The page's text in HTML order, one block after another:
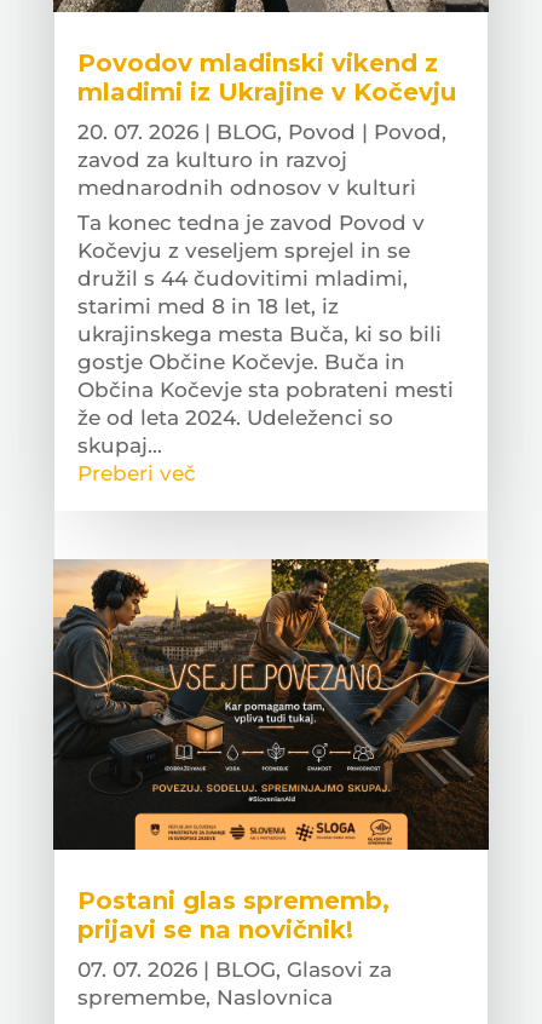
Povodov mladinski vikend z
mladimi iz Ukrajine v Kočevju
20. 07. 2026| BLOG, Povod | Povod,
zavod za kulturo in razvoj
mednarodnih odnosov v kulturi
Ta konec tedna je zavod Povod v
Kočevju z veseljem sprejel in se
družil s 44 čudovitimi mladimi,
starimi med 8 in 18 let, iz
ukrajinskega mesta Buča, ki so bili
gostje Občine Kočevje. Buča in
Občina Kočevje sta pobrateni mesti
že od leta 2024. Udeleženci so
skupaj...
Preberi več
Postani glas sprememb,
prijavi se na novičnik!
07. 07. 2026| BLOG, Glasovi za
spremembe, Naslovnica